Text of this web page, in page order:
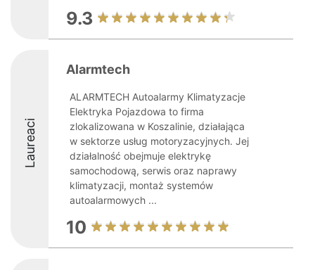
9.3
Laureaci
Alarmtech
ALARMTECH Autoalarmy Klimatyzacje
Elektryka Pojazdowa to firma
zlokalizowana w Koszalinie, działająca
w sektorze usług motoryzacyjnych. Jej
działalność obejmuje elektrykę
samochodową, serwis oraz naprawy
klimatyzacji, montaż systemów
autoalarmowych ...
10